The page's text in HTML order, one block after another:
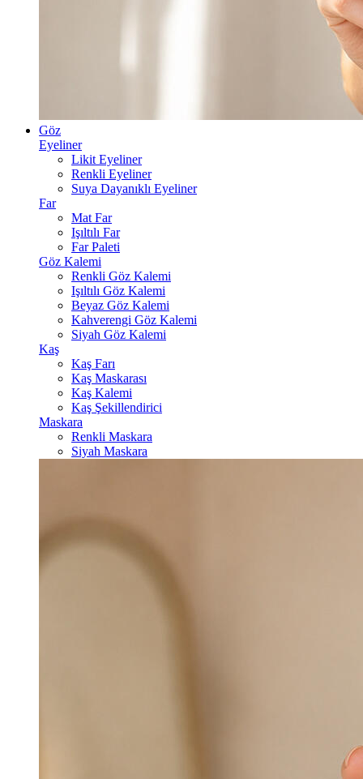
Göz
Eyeliner
Likit Eyeliner
Renkli Eyeliner
Suya Dayanıklı Eyeliner
Far
Mat Far
Işıltılı Far
Far Paleti
Göz Kalemi
Renkli Göz Kalemi
Işıltılı Göz Kalemi
Beyaz Göz Kalemi
Kahverengi Göz Kalemi
Siyah Göz Kalemi
Kaş
Kaş Farı
Kaş Maskarası
Kaş Kalemi
Kaş Şekillendirici
Maskara
Renkli Maskara
Siyah Maskara